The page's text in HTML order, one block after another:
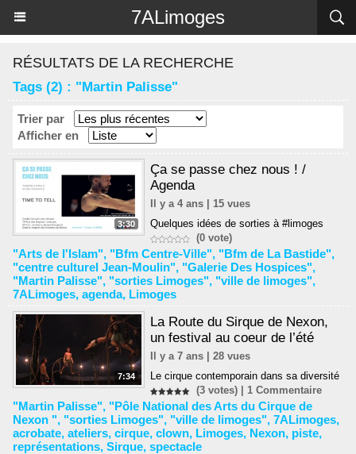
7ALimoges
RÉSULTATS DE LA RECHERCHE
Tags (2) : "Martin Palisse"
Trier par
Afficher en
3:30
Ça se passe chez nous ! /
Agenda
Il y a 4 ans | 15 vues
Quelques idées de sorties à #limoges
(0 vote)
"Arts de l'Islam", "Bfm Centre-Ville", "Bfm de La Bastide",
"centre culturel Jean-Moulin", "Galerie Des Hospices",
"Martin Palisse", "sorties Limoges", "ville de limoges",
7ALimoges, agenda, Limoges
7:34
La Route du Sirque de Nexon,
un festival au coeur de l’été
Il y a 7 ans | 28 vues
Le cirque contemporain dans sa diversité
(3 votes) |1 Commentaire
"Martin Palisse", "Pôle National des Arts du Cirque de
Nexon ", "sorties Limoges", "ville de limoges", 7ALimoges,
acrobate, ateliers, cirque, clown, Limoges, Nexon, piste,
représentations, Sirque, spectacle